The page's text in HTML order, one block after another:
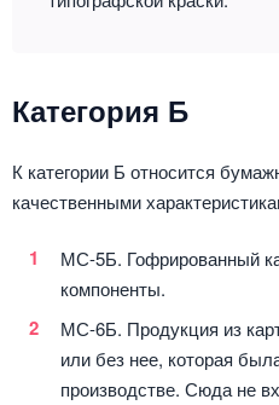
Категория Б
К категории Б относится
качественными
МС-5Б. Гофрированный
компоненты.
МС-6Б. Продукция из
или без нее, которая
производстве. Сюда не